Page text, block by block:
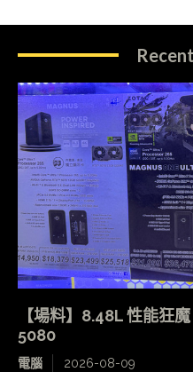
【場料】8.48L 性能狂
5080
電腦 2026-08-09